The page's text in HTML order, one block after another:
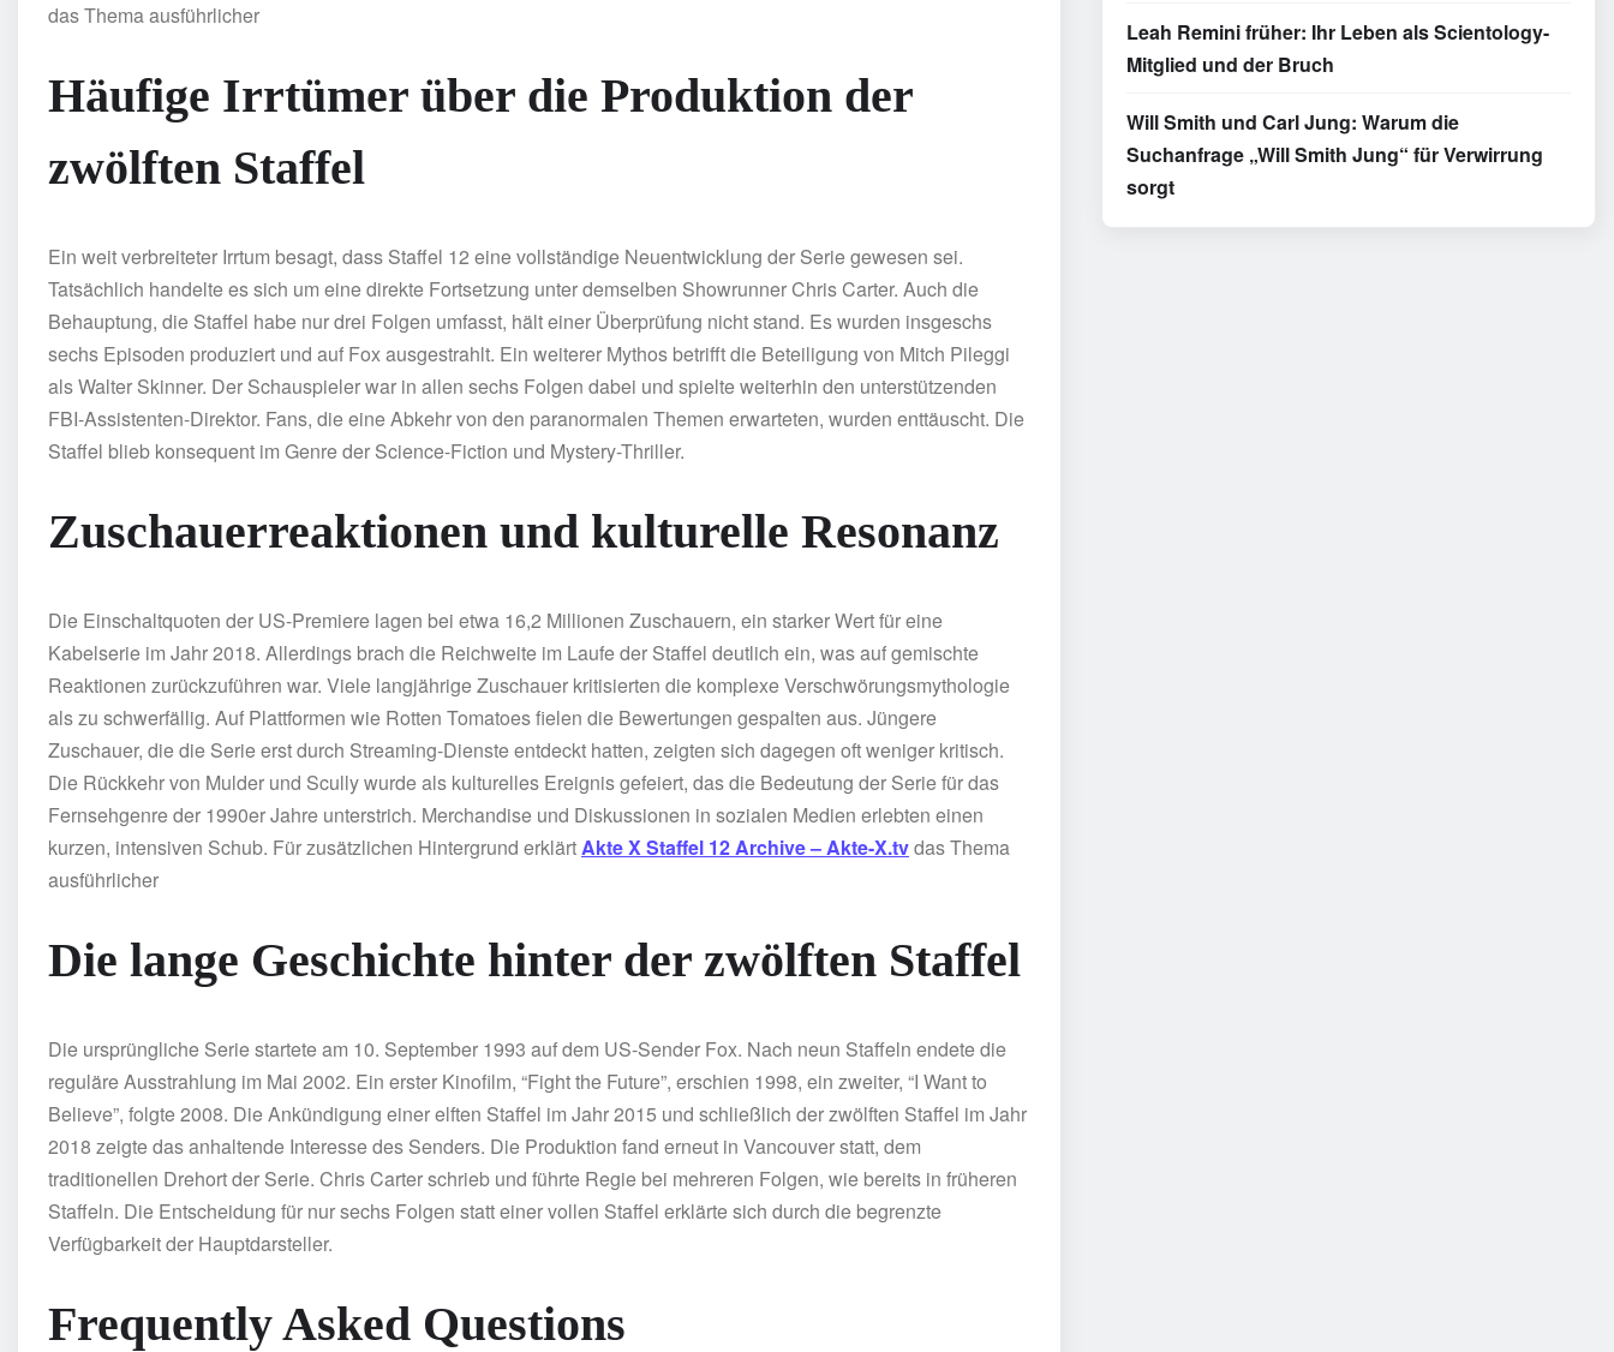
das Thema ausführlicher
Häufige Irrtümer über die Produktion der
zwölften Staffel
Ein weit verbreiteter Irrtum besagt, dass Staffel 12 eine vollständige Neuentwicklung der Serie gewesen sei.
Tatsächlich handelte es sich um eine direkte Fortsetzung unter demselben Showrunner Chris Carter. Auch die
Behauptung, die Staffel habe nur drei Folgen umfasst, hält einer Überprüfung nicht stand. Es wurden insgeschs
sechs Episoden produziert und auf Fox ausgestrahlt. Ein weiterer Mythos betrifft die Beteiligung von Mitch Pileggi
als Walter Skinner. Der Schauspieler war in allen sechs Folgen dabei und spielte weiterhin den unterstützenden
FBI-Assistenten-Direktor. Fans, die eine Abkehr von den paranormalen Themen erwarteten, wurden enttäuscht. Die
Staffel blieb konsequent im Genre der Science-Fiction und Mystery-Thriller.
Zuschauerreaktionen und kulturelle Resonanz
Die Einschaltquoten der US-Premiere lagen bei etwa 16,2 Millionen Zuschauern, ein starker Wert für eine
Kabelserie im Jahr 2018. Allerdings brach die Reichweite im Laufe der Staffel deutlich ein, was auf gemischte
Reaktionen zurückzuführen war. Viele langjährige Zuschauer kritisierten die komplexe Verschwörungsmythologie
als zu schwerfällig. Auf Plattformen wie Rotten Tomatoes fielen die Bewertungen gespalten aus. Jüngere
Zuschauer, die die Serie erst durch Streaming-Dienste entdeckt hatten, zeigten sich dagegen oft weniger kritisch.
Die Rückkehr von Mulder und Scully wurde als kulturelles Ereignis gefeiert, das die Bedeutung der Serie für das
Fernsehgenre der 1990er Jahre unterstrich. Merchandise und Diskussionen in sozialen Medien erlebten einen
kurzen, intensiven Schub. Für zusätzlichen Hintergrund erklärtAkte X Staffel 12 Archive – Akte-X.tvdas Thema
ausführlicher
Die lange Geschichte hinter der zwölften Staffel
Die ursprüngliche Serie startete am 10. September 1993 auf dem US-Sender Fox. Nach neun Staffeln endete die
reguläre Ausstrahlung im Mai 2002. Ein erster Kinofilm, “Fight the Future”, erschien 1998, ein zweiter, “I Want to
Believe”, folgte 2008. Die Ankündigung einer elften Staffel im Jahr 2015 und schließlich der zwölften Staffel im Jahr
2018 zeigte das anhaltende Interesse des Senders. Die Produktion fand erneut in Vancouver statt, dem
traditionellen Drehort der Serie. Chris Carter schrieb und führte Regie bei mehreren Folgen, wie bereits in früheren
Staffeln. Die Entscheidung für nur sechs Folgen statt einer vollen Staffel erklärte sich durch die begrenzte
Verfügbarkeit der Hauptdarsteller.
Frequently Asked Questions
Leah Remini früher: Ihr Leben als Scientology-
Mitglied und der Bruch
Will Smith und Carl Jung: Warum die
Suchanfrage „Will Smith Jung“ für Verwirrung
sorgt